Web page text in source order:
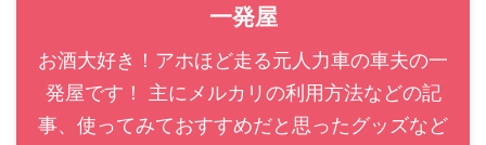
一発屋
お酒大好き！アホほど走る元人力車の車夫の一
発屋です！ 主にメルカリの利用方法などの記
事、使ってみておすすめだと思ったグッズなど